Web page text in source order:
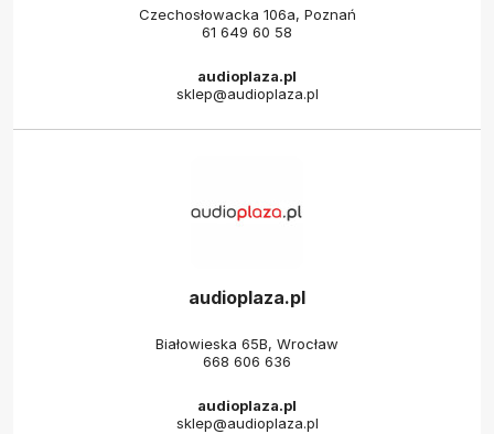
Czechosłowacka 106a, Poznań
61 649 60 58
audioplaza.pl
sklep@audioplaza.pl
audioplaza.pl
Białowieska 65B, Wrocław
668 606 636
audioplaza.pl
sklep@audioplaza.pl